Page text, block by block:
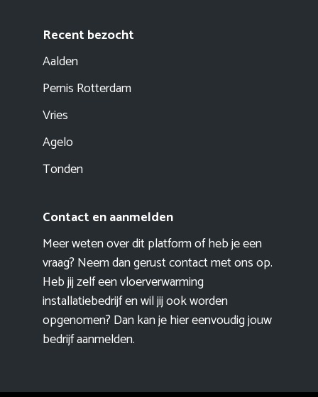
Recent bezocht
Aalden
Pernis Rotterdam
Vries
Agelo
Tonden
Contact en aanmelden
Meer weten over dit platform of heb je een
vraag? Neem dan gerust contact met ons op.
Heb jij zelf een vloerverwarming
installatiebedrijf en wil jij ook worden
opgenomen? Dan kan je hier eenvoudigjouw
bedrijf aanmelden.